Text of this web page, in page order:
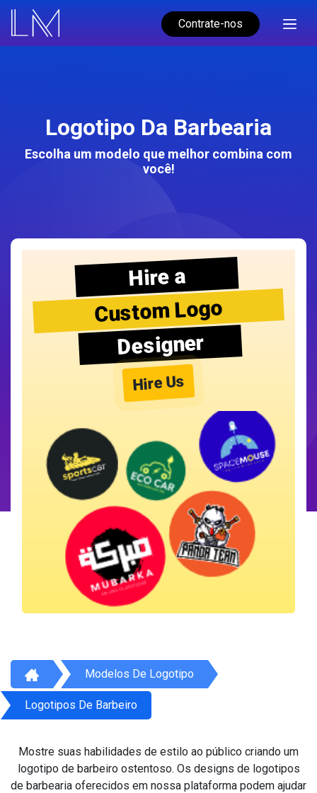
Contrate-nos
Logotipo Da Barbearia
Escolha um modelo que melhor combina com
você!
Hire a
Custom Logo
Designer
Hire Us
Modelos De Logotipo
Logotipos De Barbeiro
Mostre suas habilidades de estilo ao público criando um
logotipo de barbeiro ostentoso. Os designs de logotipos
de barbearia oferecidos em nossa plataforma podem ajudar